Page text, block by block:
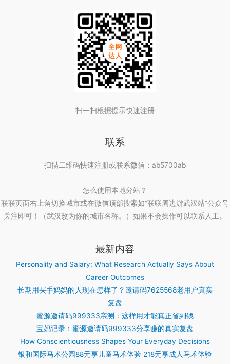
扫一扫根据提示快速注册
联系
扫描二维码快速注册或联系微信：ab5700ab
怎么使用本地分站？
联联页面右上角切换城市或在微信顶部搜索如“联联周边游武汉站”公众号
关注即可！（武汉改为你的城市名称。）如果不会操作可以联系人工。
最新内容
Personality and Salary: What Research Actually Says About
Career Outcomes
长期用买手妈妈的人现在怎样了？邀请码7625568老用户真实
复盘
蜜源邀请码999333亲测：这样用才能真正省到钱
宝妈记录：蜜源邀请码999333分享赚的真实复盘
How Conscientiousness Shapes Your Everyday Decisions
银和国际马术公园88元享儿童马术体验 218元享成人马术体验